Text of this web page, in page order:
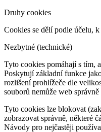
Druhy cookies
Cookies se dělí podle účelu,
Nezbytné (technické)
Tyto cookies pomáhají s tím,
Poskytují základní funkce
rozlišení prohlížeče dle
souborů nemůže web
Tyto cookies lze blokovat
zobrazovat správně, některé
Návody pro nejčastěji